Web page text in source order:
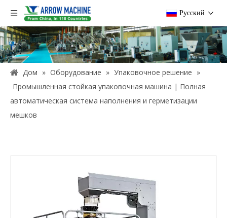
Pусский
Дом » Оборудование » Упаковочное решение »
Промышленная стойкая упаковочная машина | Полная
автоматическая система наполнения и герметизации
мешков